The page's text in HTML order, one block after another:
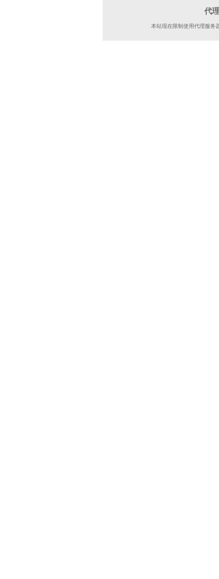
代
本站现在限制使用代理服务